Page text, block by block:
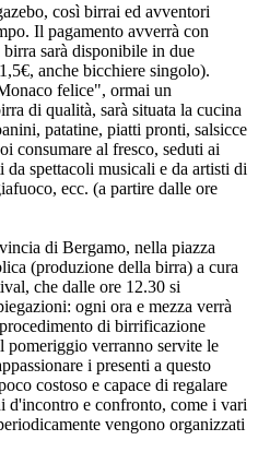
così birrai ed avventori
Il pagamento avverrà con
birra sarà disponibile in due
anche bicchiere singolo).
felice", ormai un
di qualità, sarà situata la cucina
patatine, piatti pronti, salsicce
consumare al fresco, seduti ai
spettacoli musicali e da artisti di
ecc. (a partire dalle ore
di Bergamo, nella piazza
(produzione della birra) a cura
che dalle ore 12.30 si
ogni ora e mezza verrà
di birrificazione
pomeriggio verranno servite le
i presenti a questo
costoso e capace di regalare
d'incontro e confronto, come i vari
vengono organizzati